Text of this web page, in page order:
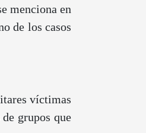
menciona en
de los casos
víctimas
grupos que